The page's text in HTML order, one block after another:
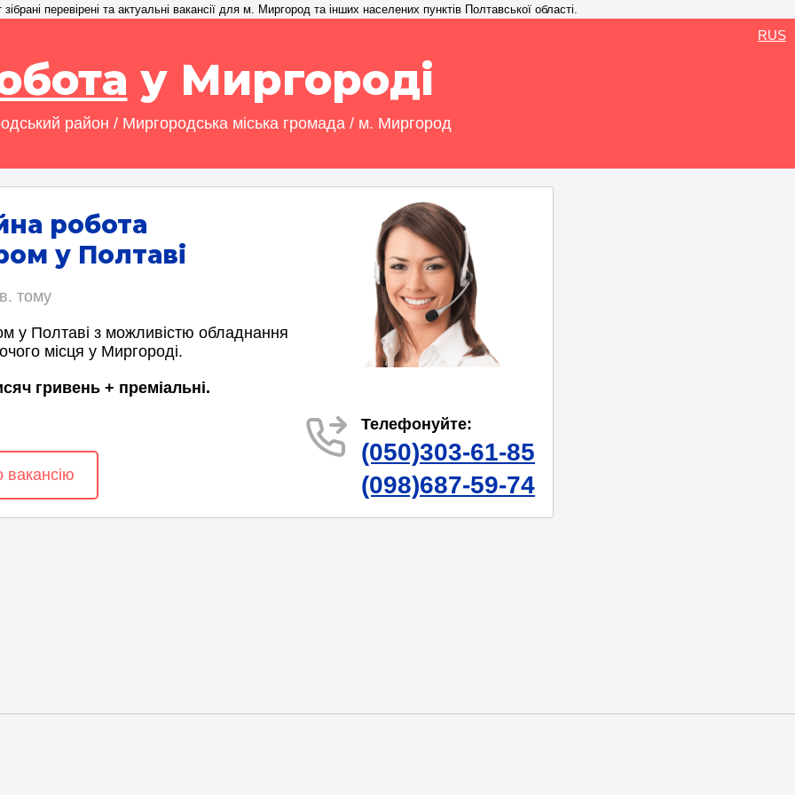
перевірені та актуальні вакансії для м. Миргород та інших населених пунктів Полтавської області.
у Миргороді
район / Миргородська міська громада / м. Миргород
RUS
робота
у Полтаві
тому
у Полтаві з можливістю обладнання
місця у Миргороді.
гривень + преміальні.
вакансію
Телефонуйте:
(050)303-61-85
(098)687-59-74